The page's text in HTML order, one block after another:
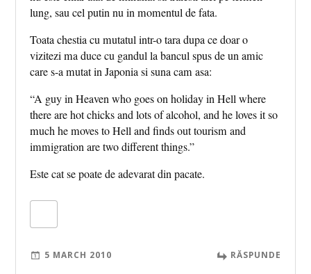
lung, sau cel putin nu in momentul de fata.
Toata chestia cu mutatul intr-o tara dupa ce doar o
vizitezi ma duce cu gandul la bancul spus de un amic
care s-a mutat in Japonia si suna cam asa:
“A guy in Heaven who goes on holiday in Hell where
there are hot chicks and lots of alcohol, and he loves it so
much he moves to Hell and finds out tourism and
immigration are two different things.”
Este cat se poate de adevarat din pacate.
5 MARCH 2010 RĂSPUNDE